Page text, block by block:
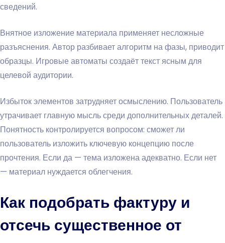
сведений.
Внятное изложение материала применяет несложные
разъяснения. Автор разбивает алгоритм на фазы, приводит
образцы. Игровые автоматы создаёт текст ясным для
целевой аудитории.
Избыток элементов затрудняет осмыслению. Пользователь
утрачивает главную мысль среди дополнительных деталей.
Понятность контролируется вопросом: сможет ли
пользователь изложить ключевую концепцию после
прочтения. Если да — тема изложена адекватно. Если нет
— материал нуждается облегчения.
Как подобрать фактуру и
отсечь существенное от